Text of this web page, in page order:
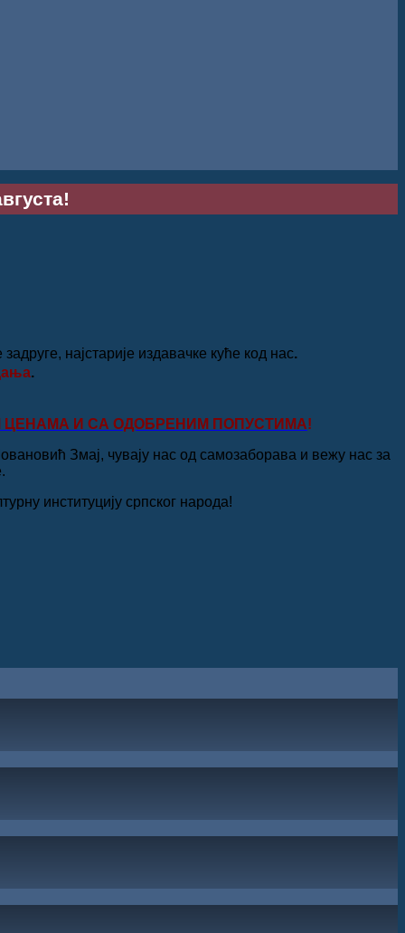
најстарије издавачке куће код нас.
.
ЦЕНАМА И СА ОДОБРЕНИМ ПОПУСТИМА!
Змај, чувају нас од самозаборава и вежу нас за
институцију српског народа!